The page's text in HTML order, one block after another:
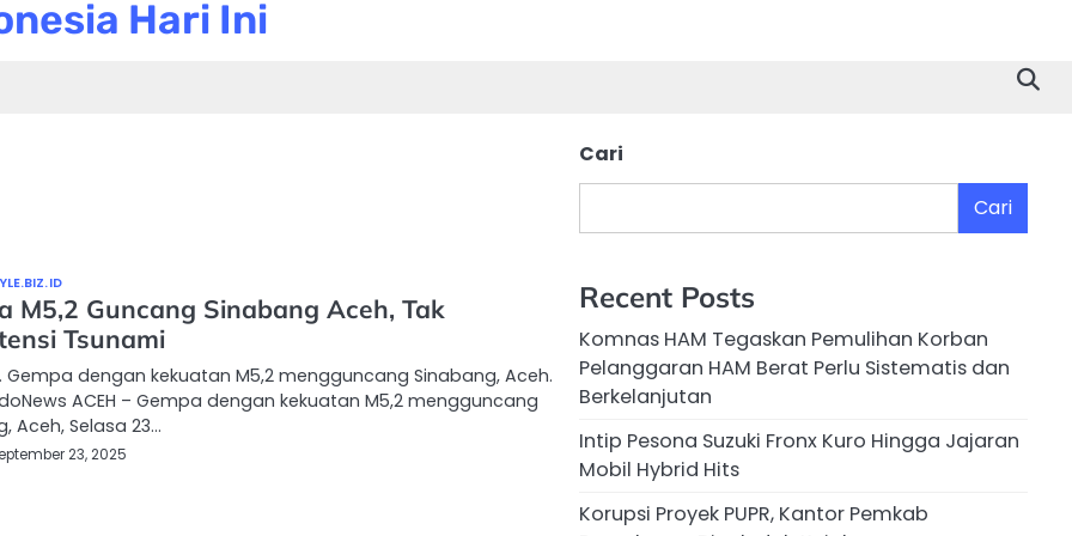
Hari Ini
M5,2 Guncang Sinabang Aceh, Tak
Tsunami
dengan kekuatan M5,2 mengguncang Sinabang, Aceh.
ACEH – Gempa dengan kekuatan M5,2 mengguncang
Aceh, Selasa 23…
23, 2025
Cari
Cari
Recent Posts
Komnas HAM Tegaskan Pemulihan Korban
Pelanggaran HAM Berat Perlu Sistematis dan
Berkelanjutan
Intip Pesona Suzuki Fronx Kuro Hingga Jajaran
Mobil Hybrid Hits
Korupsi Proyek PUPR, Kantor Pemkab